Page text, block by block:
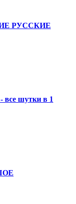
РУССКИЕ
все шутки в 1